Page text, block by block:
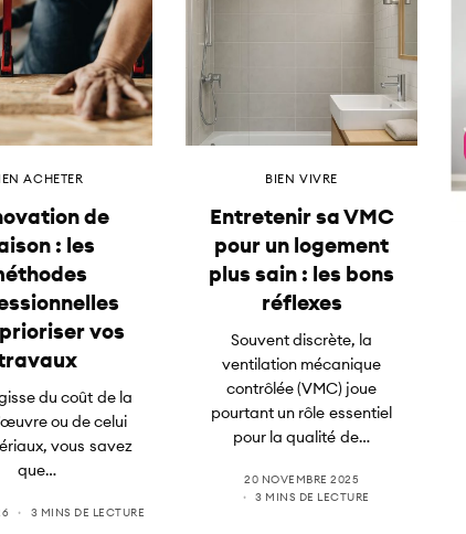
ACHETER
de
: les
vos
du coût de la
ou de celui
vous savez
que…
3 MINS DE LECTURE
BIEN VIVRE
Entretenir sa VMC
pour un logement
plus sain : les bons
réflexes
Souvent discrète, la
ventilation mécanique
contrôlée (VMC) joue
pourtant un rôle essentiel
pour la qualité de…
20 NOVEMBRE 2025
3 MINS DE LECTURE